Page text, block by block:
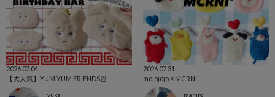
2026.07.04
【大人気】YUM YUM FRIENDS🥟
yuka
2026.07.31
mojojojo × MCRNI'
mahiro